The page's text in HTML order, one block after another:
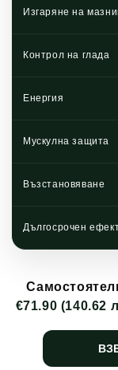
Изгаряне на
Контрол на глада
Енергия
Мускулна защита
Възстановяване
Дългосрочен
€71.90 (140.62